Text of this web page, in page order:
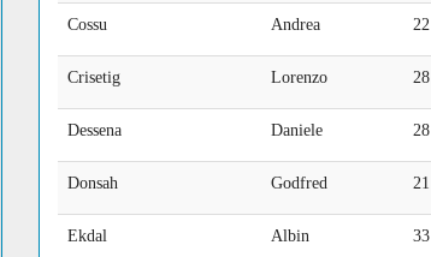
Cossu Andrea 22
Crisetig Lorenzo 28
Dessena Daniele 28
Donsah Godfred 21
Ekdal Albin 33